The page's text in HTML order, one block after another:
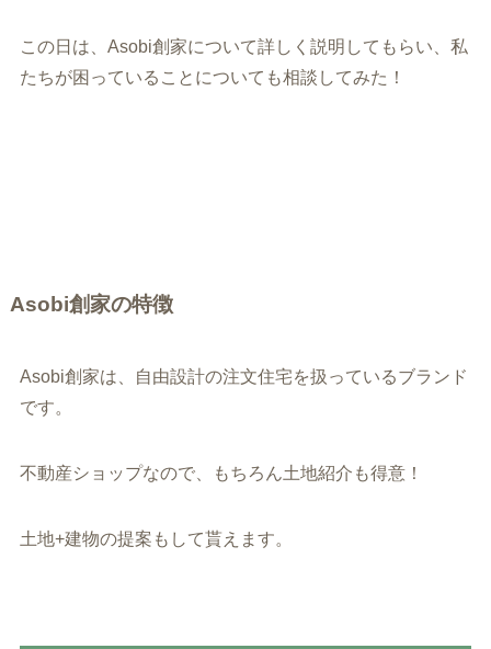
この日は、Asobi創家について詳しく説明してもらい、私
たちが困っていることについても相談してみた！
Asobi創家の特徴
Asobi創家は、自由設計の注文住宅を扱っているブランド
です。
不動産ショップなので、もちろん土地紹介も得意！
土地+建物の提案もして貰えます。